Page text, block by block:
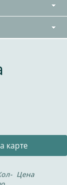
карте
Цена